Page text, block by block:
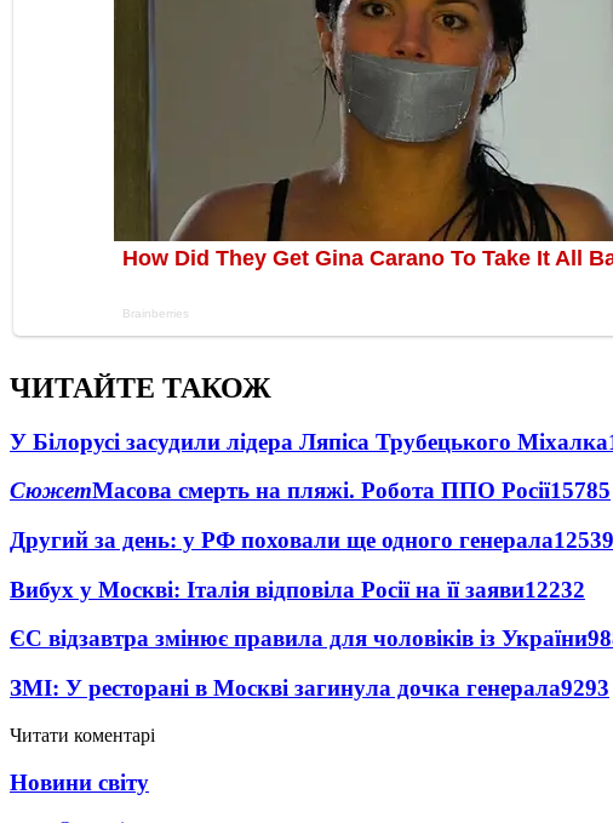
ЧИТАЙТЕ ТАКОЖ
У Білорусі засудили лідера Ляпіса Трубецького Міхалка
СюжетМасова смерть на пляжі. Робота ППО Росії15785
Другий за день: у РФ поховали ще одного генерала12539
Вибух у Москві: Італія відповіла Росії на її заяви12232
ЄС відзавтра змінює правила для чоловіків із України
ЗМІ: У ресторані в Москві загинула дочка генерала9293
Читати коментарі
Новини світу